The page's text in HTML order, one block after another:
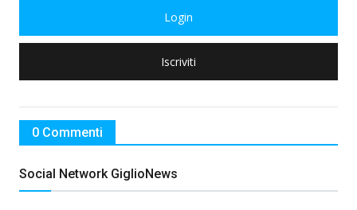
Login
Iscriviti
0 Commenti
Social Network GiglioNews